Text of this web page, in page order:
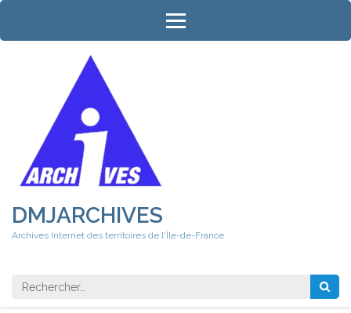
Aller
contenu
DMJARCHIVES
Archives Internet des territoires de l'Île-de-France
Rechercher